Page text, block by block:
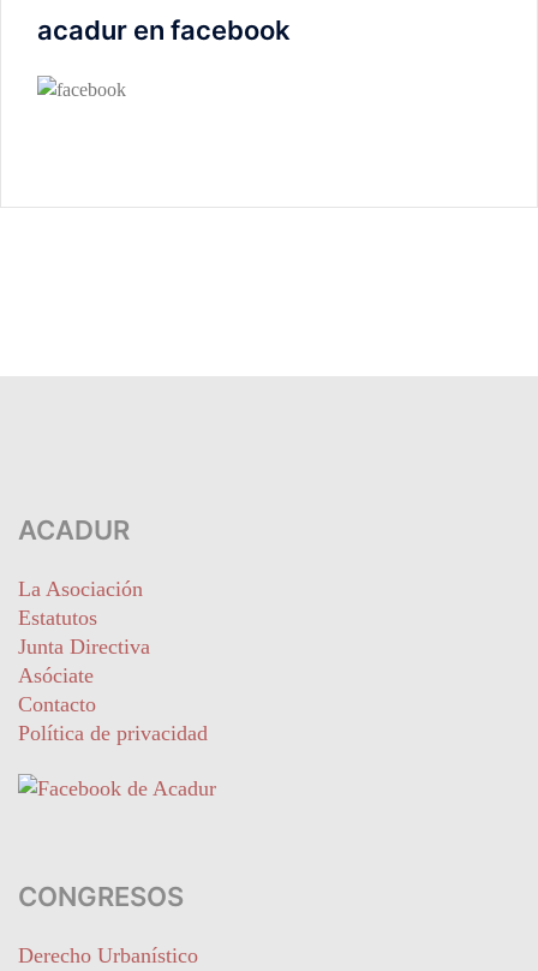
acadur en facebook
ACADUR
La Asociación
Estatutos
Junta Directiva
Asóciate
Contacto
Política de privacidad
CONGRESOS
Derecho Urbanístico